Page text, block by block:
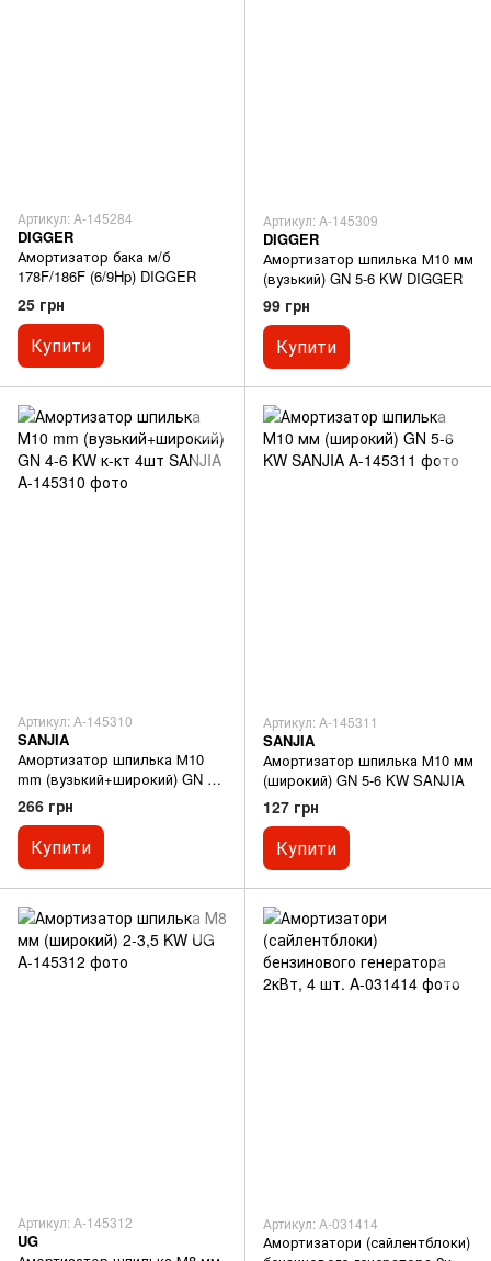
Артикул: A-145284
DIGGER
Амортизатор бака м/б
178F/186F (6/9Hp) DIGGER
25 грн
Купити
Артикул: A-145309
DIGGER
Амортизатор шпилька М10 мм
(вузький) GN 5-6 KW DIGGER
99 грн
Купити
Артикул: A-145310
SANJIA
Амортизатор шпилька М10
mm (вузький+широкий) GN 4-6
KW к-кт 4шт SANJIA
266 грн
Купити
Артикул: A-145311
SANJIA
Амортизатор шпилька М10 мм
(широкий) GN 5-6 KW SANJIA
127 грн
Купити
Артикул: A-145312
UG
Артикул: A-031414
Амортизатори (сайлентблоки)